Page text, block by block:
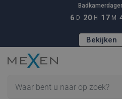
6 D 20 H 17 M
Bekijken